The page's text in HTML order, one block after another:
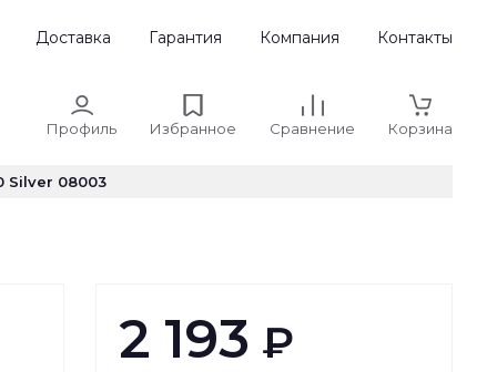
Доставка Гарантия Компания Контакты
Профиль Избранное Сравнение Корзина
Silver 08003
2 193 ₽